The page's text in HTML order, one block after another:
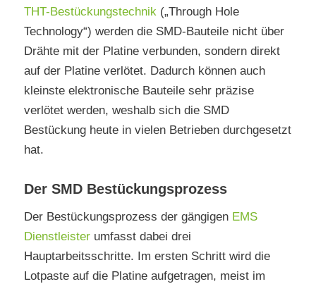
THT-Bestückungstechnik(„Through Hole
Technology“) werden die SMD-Bauteile nicht über
Drähte mit der Platine verbunden, sondern direkt
auf der Platine verlötet. Dadurch können auch
kleinste elektronische Bauteile sehr präzise
verlötet werden, weshalb sich die SMD
Bestückung heute in vielen Betrieben durchgesetzt
hat.
Der SMD Bestückungsprozess
Der Bestückungsprozess der gängigen EMS
Dienstleisterumfasst dabei drei
Hauptarbeitsschritte. Im ersten Schritt wird die
Lotpaste auf die Platine aufgetragen, meist im